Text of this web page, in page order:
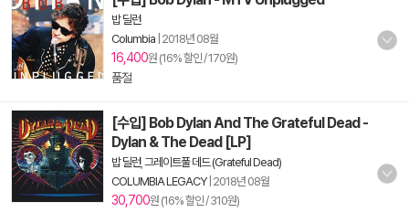
밥 딜런
Columbia 2018년 08월
16,400원 (16% 할인 / 170원)
품절
[수입] Bob Dylan And The Grateful Dead -
Dylan & The Dead [LP]
밥 딜런, 그레이트풀 데드 (Grateful Dead)
COLUMBIA LEGACY| 2018년 08월
30,700원 (16% 할인 / 310원)